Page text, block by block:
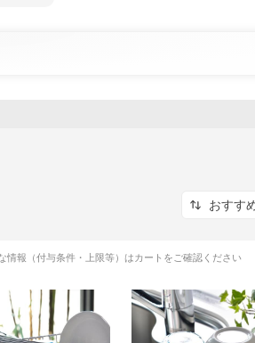
おすす
情報（付与条件・上限等）はカートをご確認ください